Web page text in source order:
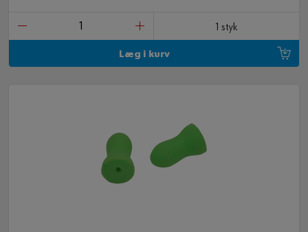
1 styk
Læg i kurv